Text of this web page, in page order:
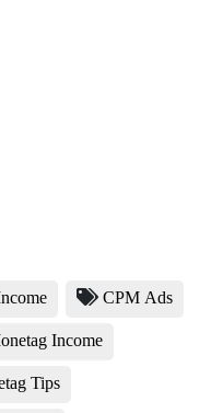
CPM Ads
Income
Tips